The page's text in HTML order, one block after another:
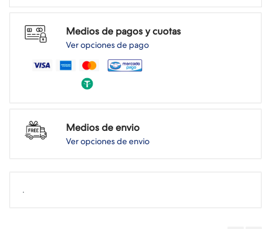
Medios de pagos y cuotas
Ver opciones de pago
Medios de envio
Ver opciones de envio
.